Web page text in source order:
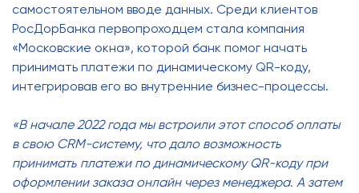
самостоятельном вводе данных. Среди клиентов
РосДорБанка первопроходцем стала компания
«Московские окна», которой банк помог начать
принимать платежи по динамическому QR-коду,
интегрировав его во внутренние бизнес-процессы.
«В начале 2022 года мы встроили этот способ оплаты
в свою CRM-систему, что дало возможность
принимать платежи по динамическому QR-коду при
оформлении заказа онлайн через менеджера. А затем